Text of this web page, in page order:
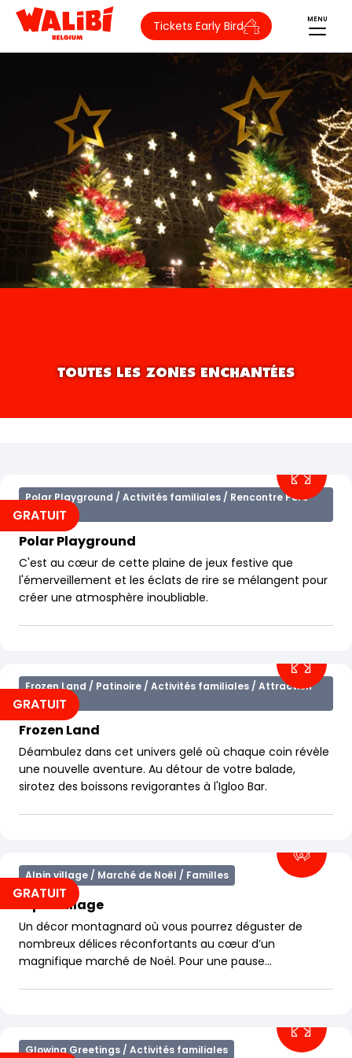
Tickets Early Bird MENU
TOUTES LES ZONES ENCHANTÉES
GRATUIT
Polar Playground / Activités familiales / Rencontre Père
Noël
Polar Playground
C'est au cœur de cette plaine de jeux festive que
l'émerveillement et les éclats de rire se mélangent pour
créer une atmosphère inoubliable.
GRATUIT
Frozen Land / Patinoire / Activités familiales / Attraction
intérieure
Frozen Land
Déambulez dans cet univers gelé où chaque coin révèle
une nouvelle aventure. Au détour de votre balade,
sirotez des boissons revigorantes à l'Igloo Bar.
GRATUIT
Alpin village / Marché de Noël / Familles
Alpin Village
Un décor montagnard où vous pourrez déguster de
nombreux délices réconfortants au cœur d’un
magnifique marché de Noël. Pour une pause
Glowing Greetings / Activités familiales